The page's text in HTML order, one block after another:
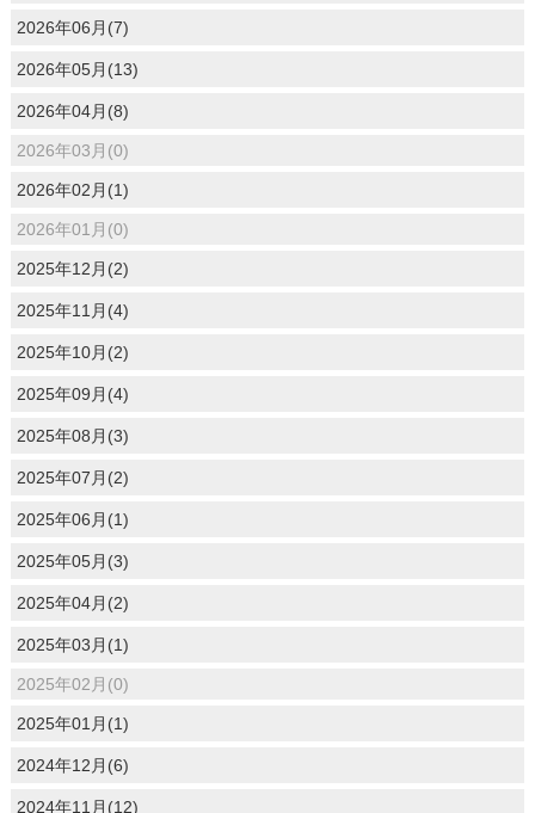
2026年06月(7)
2026年05月(13)
2026年04月(8)
2026年03月(0)
2026年02月(1)
2026年01月(0)
2025年12月(2)
2025年11月(4)
2025年10月(2)
2025年09月(4)
2025年08月(3)
2025年07月(2)
2025年06月(1)
2025年05月(3)
2025年04月(2)
2025年03月(1)
2025年02月(0)
2025年01月(1)
2024年12月(6)
2024年11月(12)